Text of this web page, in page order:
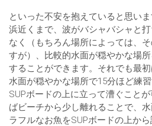
といった不安を抱えていると思い
浜近くまで、波がバシャバシャと
なく（もちろん場所によっては、
すが）、比較的水面が穏やかな場
することができます。それでも最初
水面が穏やかな場所で15分ほど練
SUPボードの上に立って漕ぐこと
ばビーチから少し離れることで、
ラフルなお魚をSUPボードの上か